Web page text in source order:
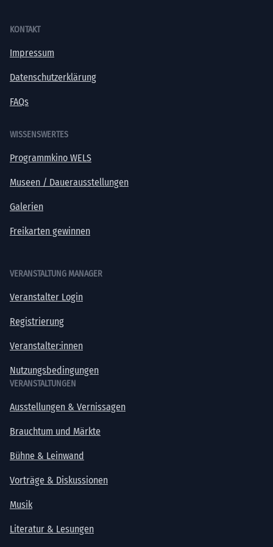
KONTAKT
Impressum
Datenschutzerklärung
FAQs
WISSENSWERTES
Programmkino WELS
Museen / Dauerausstellungen
Galerien
Freikarten gewinnen
VERANSTALTUNG MANAGER
Veranstalter Login
Registrierung
Veranstalter:innen
Nutzungsbedingungen
VERANSTALTUNGEN
Ausstellungen & Vernissagen
Brauchtum und Märkte
Bühne & Leinwand
Vorträge & Diskussionen
Musik
Literatur & Lesungen